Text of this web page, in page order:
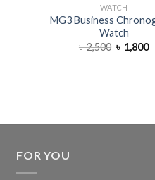
WATCH
MG3 Business
Watch
৳2,500 ৳ 1,800
FOR YOU